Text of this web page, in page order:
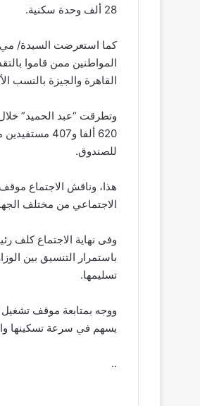
28 ألف وحدة سكنية.
القاهرة والجيزة بالنسب
وتطرقت “عبد الحميد”
للصندوق.
هذا، وناقش الاجتماع
الاجتماعي من مختلف
وفى نهاية الاجتماع كلف
باستمرار التنسيق بين
تسليمها.
ووجه بمتابعة موقف تشغيل
يسهم في سرعة تسكينها
..